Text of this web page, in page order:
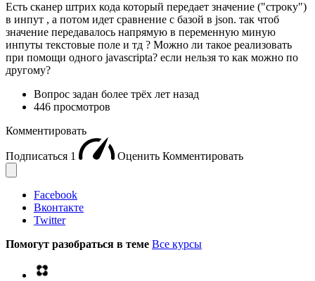
Есть сканер штрих кода который передает значение ("строку")
в инпут , а потом идет сравнение с базой в json. так чтоб
значение передавалось напрямую в переменную миную
инпуты текстовые поле и тд ? Можно ли такое реализовать
при помощи одного javascripta? если нельзя то как можно по
другому?
Вопрос задан более трёх лет назад
446 просмотров
Комментировать
Подписаться 1 Оценить Комментировать
Facebook
Вконтакте
Twitter
Помогут разобраться в теме Все курсы